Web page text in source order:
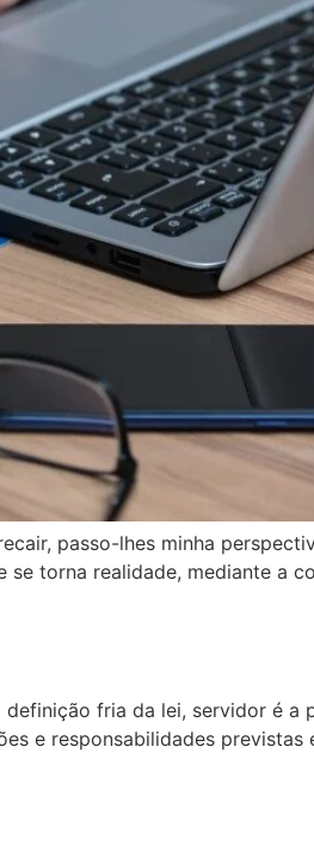
passo-lhes minha
se torna realidade, mediante a
fria da lei, servidor é a
e responsabilidades previstas